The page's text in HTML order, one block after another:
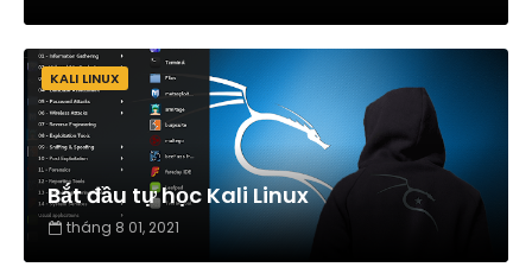
KALI LINUX
Bắt đầu tự học Kali Linux
tháng 8 01, 2021